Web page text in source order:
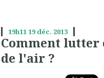
19h1119 déc. 2013
Comment
de l'air ?